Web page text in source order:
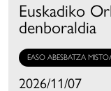
Euskadiko
denboraldia
EASO ABESBATZA
2026/11/07